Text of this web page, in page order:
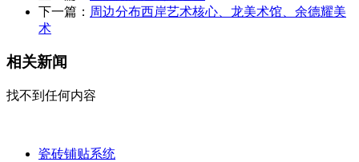
下一篇： 周边分布西岸艺术核心、龙美术馆、余德耀美
术
相关新闻
找不到任何内容
瓷砖铺贴系统